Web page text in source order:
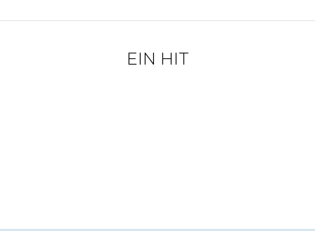
EIN HIT